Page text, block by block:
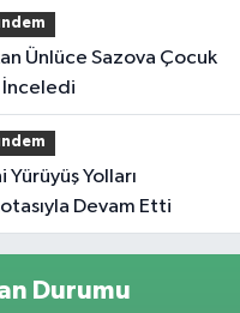
İnceledi
Devam Etti
Durumu